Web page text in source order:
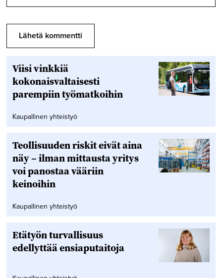
Viisi vinkkiä
kokonaisvaltaisesti
parempiin työmatkoihin
Kaupallinen yhteistyö
Teollisuuden riskit eivät aina
näy – ilman mittausta yritys
voi panostaa vääriin
keinoihin
Kaupallinen yhteistyö
Etätyön turvallisuus
edellyttää ensiaputaitoja